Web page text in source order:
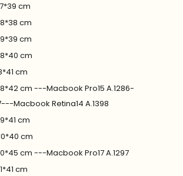
cm
cm
cm
cm
cm
cm ---Macbook Pro15 A.1286-
Macbook Retina14 A.1398
cm
cm
cm ---Macbook Pro17 A.1297
cm